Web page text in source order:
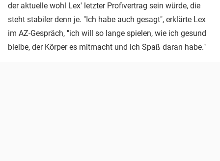
der aktuelle wohl Lex' letzter Profivertrag sein würde, die
steht stabiler denn je. "Ich habe auch gesagt", erklärte Lex
im AZ-Gespräch, "ich will so lange spielen, wie ich gesund
bleibe, der Körper es mitmacht und ich Spaß daran habe."